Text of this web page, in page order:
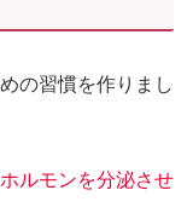
の習慣を作りまし
ルモンを分泌させ